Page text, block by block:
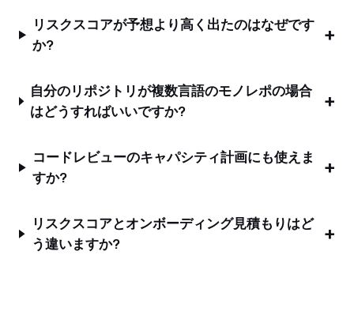
リスクスコアが予想より高く出たのはなぜです
か?
自分のリポジトリが複数言語のモノレポの場合
はどうすればいいですか?
コードレビューのキャパシティ計画にも使えま
すか?
リスクスコアとオンボーディング見積もりはど
う違いますか?